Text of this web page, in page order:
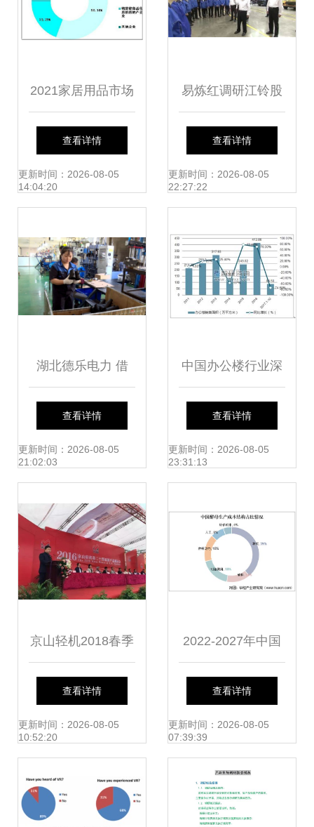
2021家居用品市场
调研及行业深度分
析 新常态下的变革
查看详情
更新时间：2026-08-05
14:04:20
易炼红调研江铃股
份富山工厂 洞察市
场需求，驱动高质
查看详情
更新时间：2026-08-05
22:27:22
湖北德乐电力 借
力“新基建” 抢抓新
机遇 市场调研
查看详情
更新时间：2026-08-05
21:02:03
中国办公楼行业深
度调研与市场前景
预测报告（2018-
查看详情
更新时间：2026-08-05
23:31:13
京山轻机2018春季
新品展示会盛大开
幕，颠覆性产品引
查看详情
更新时间：2026-08-05
10:52:20
2022-2027年中国
酵母行业市场调研
及未来发展趋势预
测报告
查看详情
更新时间：2026-08-05
07:39:39